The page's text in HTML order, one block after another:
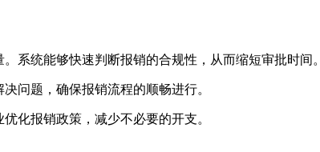
系统能够快速判断报销的合规性，从而缩短审批时间。
问题，确保报销流程的顺畅进行。
化报销政策，减少不必要的开支。